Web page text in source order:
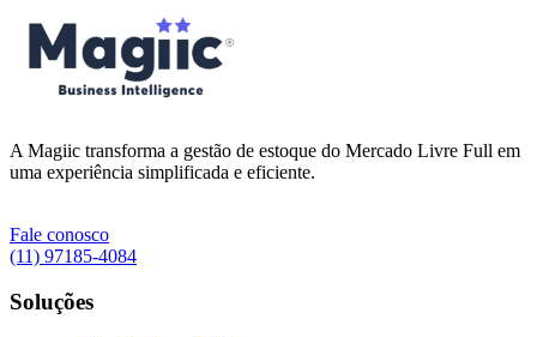
A Magiic transforma a gestão de estoque do Mercado Livre Full em
uma experiência simplificada e eficiente.
Fale conosco
(11) 97185-4084
Soluções